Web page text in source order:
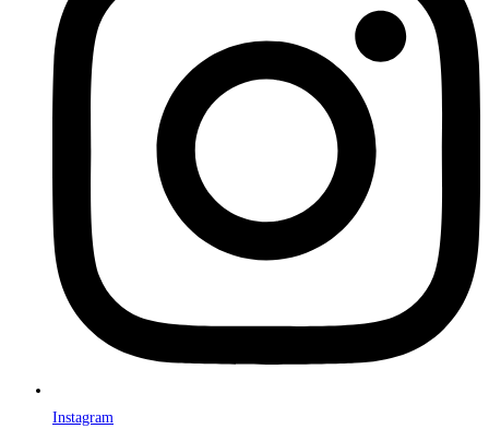
Instagram